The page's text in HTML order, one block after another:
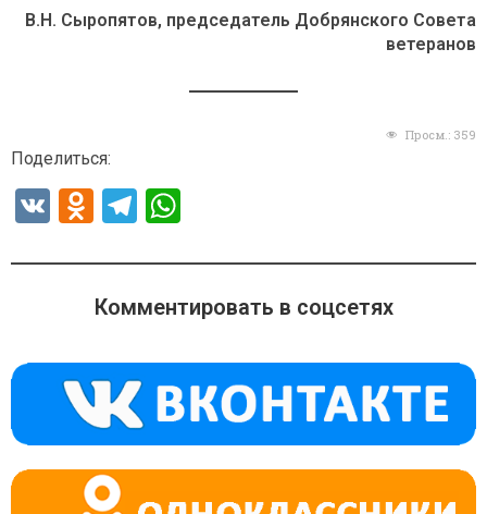
В.Н. Сыропятов, председатель Добрянского Совета
ветеранов
Просм.: 359
Поделиться:
V
O
n
o
a
ss
ni
ki
T
e
gr
m
at
s
p
p
Комментировать в соцсетях